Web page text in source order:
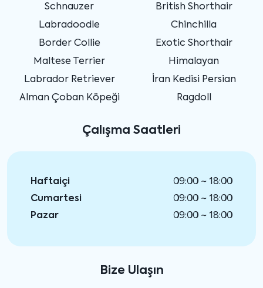
Schnauzer
Labradoodle
Border Collie
Maltese Terrier
Labrador Retriever
Alman Çoban Köpeği
British Shorthair
Chinchilla
Exotic Shorthair
Himalayan
İran Kedisi Persian
Ragdoll
Çalışma Saatleri
Haftaiçi
09:00 ~ 18:00
Cumartesi
09:00 ~ 18:00
Pazar
09:00 ~ 18:00
Bize Ulaşın